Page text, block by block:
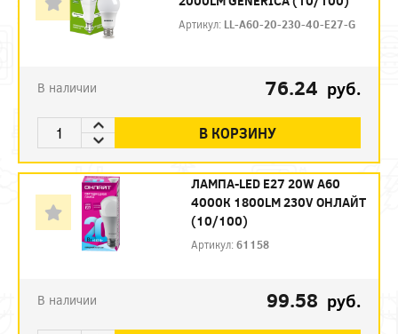
Артикул: LL-A60-20-230-40-E27-G
В наличии 76.24 руб.
В КОРЗИНУ
ЛАМПА-LED E27 20W A60
4000К 1800LM 230V ОНЛАЙТ
(10/100)
Артикул:61158
В наличии 99.58 руб.